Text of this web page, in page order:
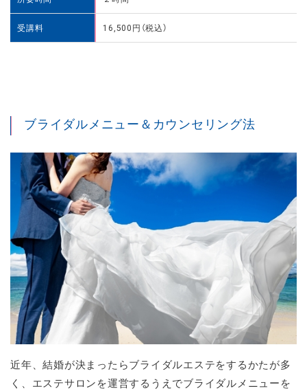
受講料 16,500円（税込）
ブライダルメニュー＆カウンセリング法
近年、結婚が決まったらブライダルエステをするかたが多
く、エステサロンを運営するうえでブライダルメニューを